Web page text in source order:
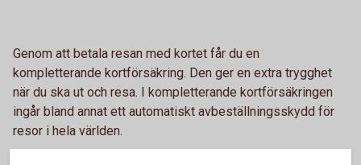
Genom att betala resan med kortet får du en
kompletterande kortförsäkring. Den ger en extra trygghet
när du ska ut och resa. I kompletterande kortförsäkringen
ingår bland annat ett automatiskt avbeställningsskydd för
resor i hela världen.